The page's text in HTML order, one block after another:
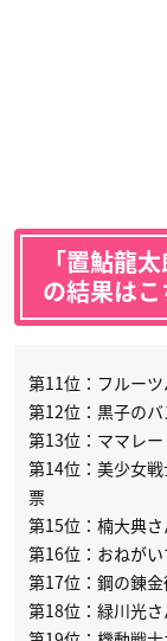
「置鮎龍
の結果はこ
第11位：フルー
第12位：黒子の
第13位：ママレ
第14位：美少女
票
第15位：楠大典
第16位：おねが
第17位：鋼の錬
第18位：緑川光